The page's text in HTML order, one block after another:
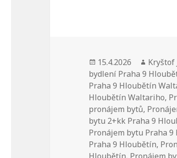
Publikováno:
15.4.2026 Autor:
Kryštof
bydlení Praha 9
Praha 9 Hloubětín
Hloubětín Waltariho,
pronájem bytů,
bytu 2+kk Praha 9
Pronájem bytu Praha
Praha 9 Hloubětín,